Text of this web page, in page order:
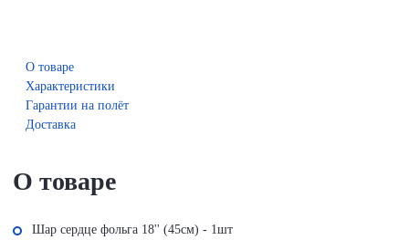
О товаре
Характеристики
Гарантии на полёт
Доставка
О товаре
Шар сердце фольга 18'' (45см) - 1шт